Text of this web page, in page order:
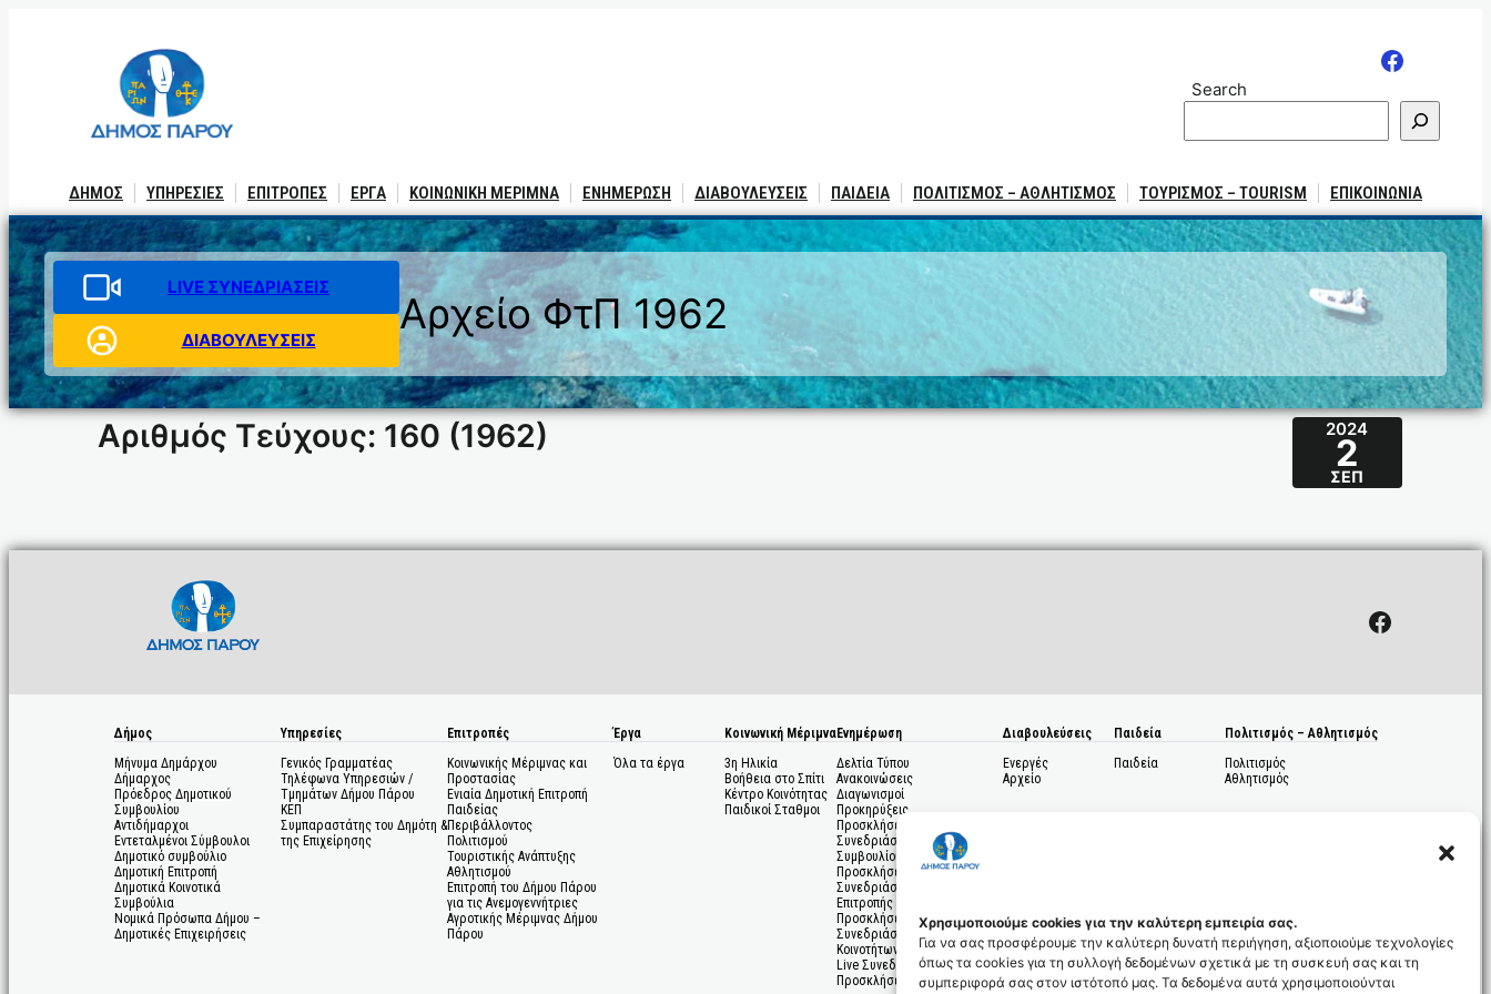
Χρησιμοποιούμε cookies για την καλύτερη εμπειρία σας.
Για να σας προσφέρουμε την καλύτερη δυνατή περιήγηση, αξιοποιούμε τεχνολογίες
όπως τα cookies για τη συλλογή δεδομένων σχετικά με τη συσκευή σας και τη
συμπεριφορά σας στον ιστότοπό μας. Τα δεδομένα αυτά χρησιμοποιούνται
Search
ΔΗΜΟΣ ΥΠΗΡΕΣΙΕΣ ΕΠΙΤΡΟΠΕΣ ΕΡΓΑ ΚΟΙΝΩΝΙΚΗ ΜΕΡΙΜΝΑ ΕΝΗΜΕΡΩΣΗ ΔΙΑΒΟΥΛΕΥΣΕΙΣ ΠΑΙΔΕΙΑ ΠΟΛΙΤΙΣΜΟΣ – ΑΘΛΗΤΙΣΜΟΣ ΤΟΥΡΙΣΜΟΣ – TOURISM ΕΠΙΚΟΙΝΩΝΙΑ
LIVE ΣΥΝΕΔΡΙΑΣΕΙΣ
ΔΙΑΒΟΥΛΕΥΣΕΙΣ
Αρχείο ΦτΠ 1962
Αριθμός Τεύχους: 160 (1962) 2024
2
ΣΕΠ
Facebook
Δήμος
Μήνυμα Δημάρχου
Δήμαρχος
Πρόεδρος Δημοτικού
Συμβουλίου
Αντιδήμαρχοι
Εντεταλμένοι Σύμβουλοι
Δημοτικό συμβούλιο
Δημοτική Επιτροπή
Δημοτικά Κοινοτικά
Συμβούλια
Νομικά Πρόσωπα Δήμου –
Δημοτικές Επιχειρήσεις
Υπηρεσίες
Γενικός Γραμματέας
Τηλέφωνα Υπηρεσιών /
Τμημάτων Δήμου Πάρου
ΚΕΠ
Συμπαραστάτης του Δημότη &
της Επιχείρησης
Επιτροπές
Κοινωνικής Μέριμνας και
Προστασίας
Ενιαία Δημοτική Επιτροπή
Παιδείας
Περιβάλλοντος
Πολιτισμού
Τουριστικής Ανάπτυξης
Αθλητισμού
Επιτροπή του Δήμου Πάρου
για τις Ανεμογεννήτριες
Αγροτικής Μέριμνας Δήμου
Πάρου
Έργα
Όλα τα έργα
Κοινωνική Μέριμνα
3η Ηλικία
Βοήθεια στο Σπίτι
Κέντρο Κοινότητας
Παιδικοί Σταθμοι
Ενημέρωση
Δελτία Τύπου
Ανακοινώσεις
Διαγωνισμοί
Προκηρύξεις
Προσκλήσεις σε
Συνεδριάσεις Δημοτικού
Συμβουλίου
Προσκλήσεις σε
Συνεδριάσεις Δημοτικής
Επιτροπής
Προσκλήσεις σε
Συνεδριάσεις Δημοτικών
Κοινοτήτων
Live Συνεδριάσεις
Προσκλήσεις Ενδιαφέροντος
Διαβουλεύσεις
Ενεργές
Αρχείο
Παιδεία
Παιδεία
Πολιτισμός – Αθλητισμός
Πολιτισμός
Αθλητισμός